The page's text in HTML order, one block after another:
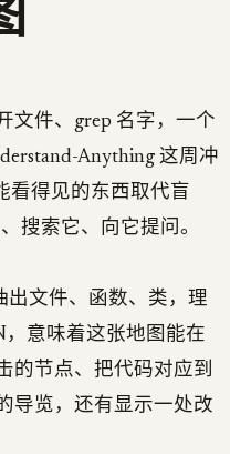
文件、grep 名字，一个
Anything 这周冲
看得见的东西取代盲
搜索它、向它提问。
出文件、函数、类，理
，意味着这张地图能在
的节点、把代码对应到
导览，还有显示一处改